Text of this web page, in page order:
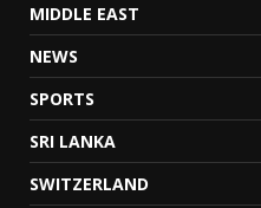
MIDDLE EAST
NEWS
SPORTS
SRI LANKA
SWITZERLAND